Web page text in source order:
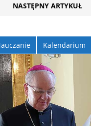
NASTĘPNY ARTYKUŁ
Kalendarium